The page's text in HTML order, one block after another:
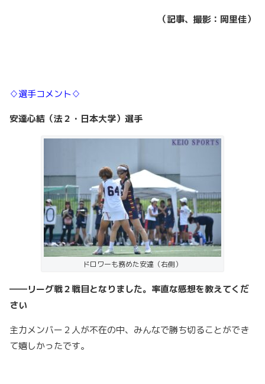
（記事、撮影：岡里佳）
♢選手コメント♢
安達心結（法２・日本大学） 選手
ドロワーも務めた安達（右側）
――リーグ戦２戦目となりました。率直な感想を教えてくだ
さい
主力メンバー２人が不在の中、みんなで勝ち切ることができ
て嬉しかったです。